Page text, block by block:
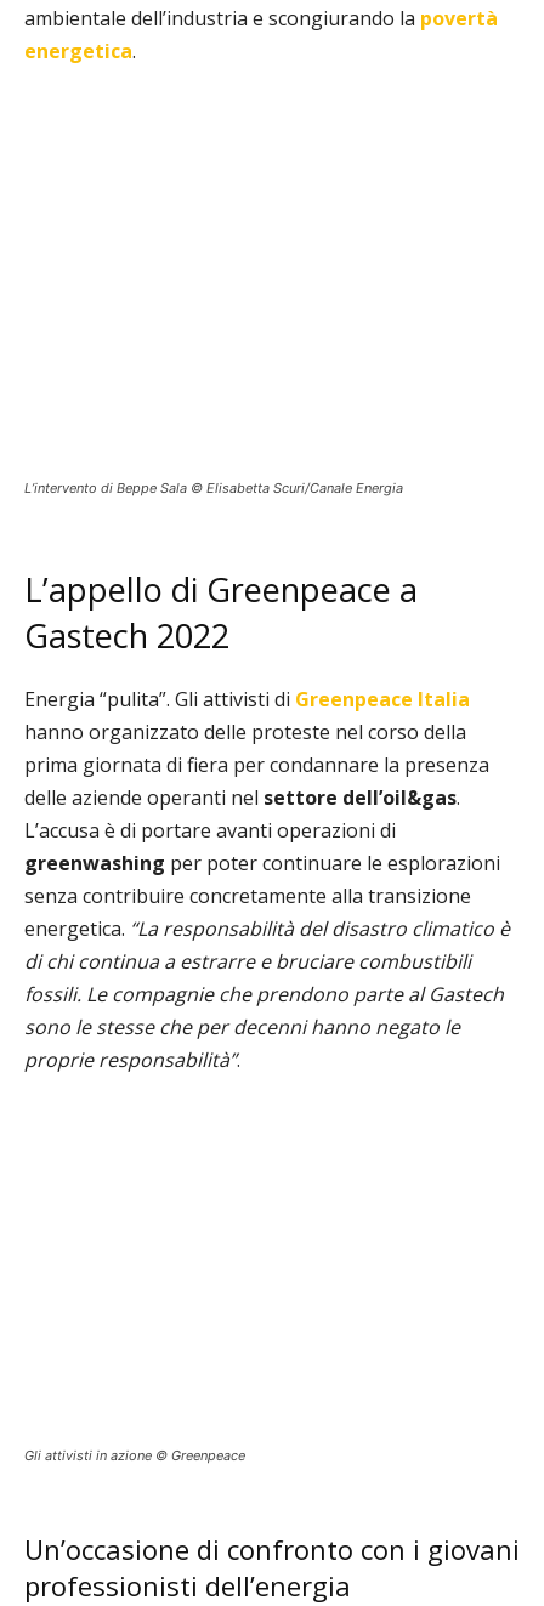
ambientale dell’industria e scongiurando la povertà
energetica.
L’intervento di Beppe Sala © Elisabetta Scuri/Canale Energia
L’appello di Greenpeace a
Gastech 2022
Energia “pulita”. Gli attivisti di Greenpeace Italia
hanno organizzato delle proteste nel corso della
prima giornata di fiera per condannare la presenza
delle aziende operanti nel settore dell’oil&gas.
L’accusa è di portare avanti operazioni di
greenwashing per poter continuare le esplorazioni
senza contribuire concretamente alla transizione
energetica. “La responsabilità del disastro climatico è
di chi continua a estrarre e bruciare combustibili
fossili. Le compagnie che prendono parte al Gastech
sono le stesse che per decenni hanno negato le
proprie responsabilità”.
Gli attivisti in azione © Greenpeace
Un’occasione di confronto con i giovani
professionisti dell’energia